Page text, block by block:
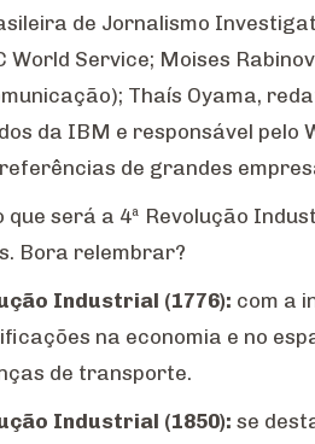
de Jornalismo
World Service; Moises
Thaís Oyama,
da IBM e responsável
de grandes
que será a 4ª Revolução
Bora relembrar?
Industrial (1776): com a
na economia e no
de transporte.
Industrial (1850): se